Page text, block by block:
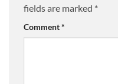
fields are marked *
Comment*